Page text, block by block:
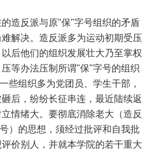
造反派与原"保"字号组织的矛盾
解决。造反派多为运动初期受压
后他们的组织发展壮大乃至掌权
等办法压制所谓"保"字号的组织
些组织多为党团员、学生干部，
后，纷纷长征串连，最近陆续返
情绪大。要彻底消除老大（造反
）的思想，须经过批评和自我批
价别人，并就本学院的若干重大